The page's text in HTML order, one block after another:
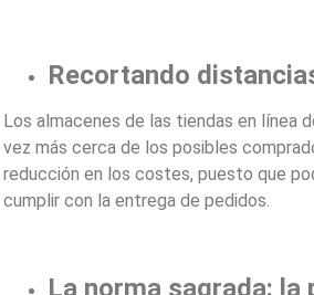
Recortando
Los almacenes de las tiendas en línea
vez más cerca de los posibles
reducción en los costes, puesto que
cumplir con la entrega de pedidos.
La norma sagrada: la